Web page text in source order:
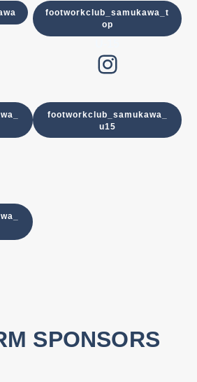
footworkclub_samukawa_t
op
Instagram
footworkclub_samukawa_
u15
SPONSORS